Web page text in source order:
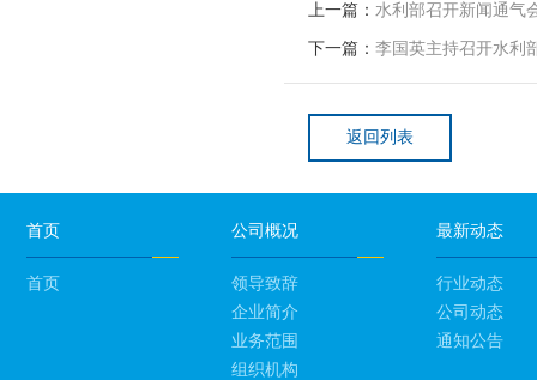
上一篇： 水利部召开新闻通气
下一篇： 李国英主持召开水利
返回列表
首页
首页
公司概况
领导致辞
企业简介
业务范围
组织机构
最新动态
行业动态
公司动态
通知公告